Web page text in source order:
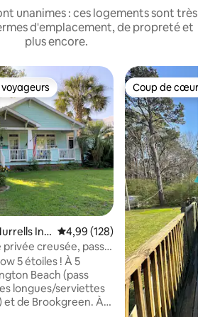
unanimes : ces logements sont très
d'emplacement, de propreté et
plus encore.
les plus appréciés
Inl
Évaluation moyenne sur la
4,99 (128)
privée creusée, pass
5 étoiles ! À 5
Beach (pass
longues/serviettes
de Brookgreen. À
Coup de cœur
Coup de cœur